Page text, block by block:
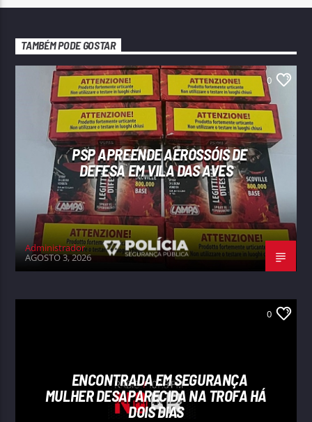
TAMBÉM PODE GOSTAR
0
PSP APREENDE AEROSSÓIS DE
DEFESA EM VILA DAS AVES
Administrador
AGOSTO 3, 2026
0
ENCONTRADA EM SEGURANÇA
MULHER DESAPARECIDA NA TROFA HÁ
DOIS DIAS